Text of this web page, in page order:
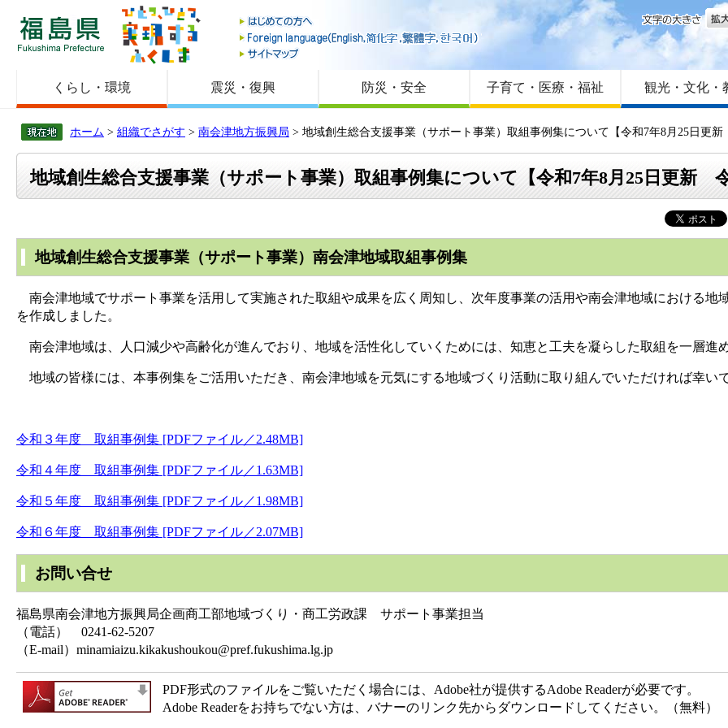
福島県
はじめての方へ
Foreign language
サイトマップ
文字
くらし・環境 震災・復興 防災・安全 子育て・医療・福祉 観光・文化・
ホーム > 組織でさがす > 南会津地方振興局 > 地域創生総合支援事業（サポート事業）取組事例集について【令和7年8月25日更
地域創生総合支援事業（サポート事業）取組事例集について【令和7年8月25日更新
地域創生総合支援事業（サポート事業）南会津地域取組事例集
南会津地域でサポート事業を活用して実施された取組や成果を広く周知し、次年度事業の活用や南会津地域における地
を作成しました。
南会津地域は、人口減少や高齢化が進んでおり、地域を活性化していくためには、知恵と工夫を凝らした取組を一層進
地域の皆様には、本事例集をご活用いただき、南会津地域を元気にする地域づくり活動に取り組んでいただければ幸い
令和３年度 取組事例集 [PDFファイル／2.48MB]
令和４年度 取組事例集 [PDFファイル／1.63MB]
令和５年度 取組事例集 [PDFファイル／1.98MB]
令和６年度 取組事例集 [PDFファイル／2.07MB]
お問い合せ
福島県南会津地方振興局企画商工部地域づくり・商工労政課 サポート事業担当
（電話） 0241-62-5207
（E-mail）minamiaizu.kikakushoukou@pref.fukushima.lg.jp
PDF形式のファイルをご覧いただく場合には、Adobe社が提供するAdobe Readerが必要です。
Adobe Readerをお持ちでない方は、バナーのリンク先からダウンロードしてください。（無料）